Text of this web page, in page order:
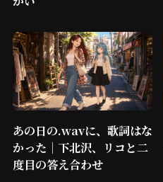
あの日の.wavに、歌詞はな
かった｜下北沢、リコと二
度目の答え合わせ